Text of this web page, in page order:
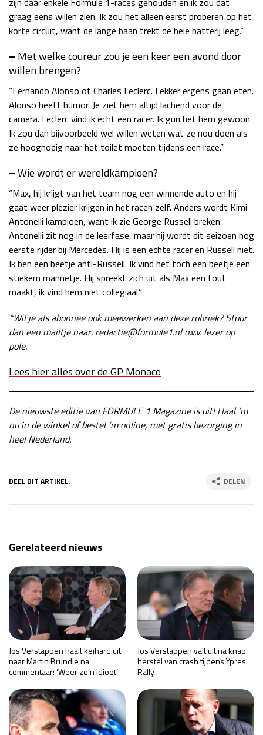
graag eens willen zien. Ik zou het alleen eerst proberen op het
korte circuit, want de lange baan trekt de hele batterij leeg.”
– Met welke coureur zou je een keer een avond door
willen brengen?
“Fernando Alonso of Charles Leclerc. Lekker ergens gaan eten.
Alonso heeft humor. Je ziet hem altijd lachend voor de
camera. Leclerc vind ik echt een racer. Ik gun het hem gewoon.
Ik zou dan bijvoorbeeld wel willen weten wat ze nou doen als
ze hoognodig naar het toilet moeten tijdens een race.”
–Wie wordt er wereldkampioen?
“Max, hij krijgt van het team nog een winnende auto en hij
gaat weer plezier krijgen in het racen zelf. Anders wordt Kimi
Antonelli kampioen, want ik zie George Russell breken.
Antonelli zit nog in de leerfase, maar hij wordt dit seizoen nog
eerste rijder bij Mercedes. Hij is een echte racer en Russell niet.
Ik ben een beetje anti-Russell. Ik vind het toch een beetje een
stiekem mannetje. Hij spreekt zich uit als Max een fout
maakt, ik vind hem niet collegiaal.”
*Wil je als abonnee ook meewerken aan deze rubriek? Stuur
dan een mailtje naar: redactie@formule1.nl o.v.v. lezer op
pole.
Lees hier alles over de GP Monaco
De nieuwste editie van FORMULE 1 Magazineis uit! Haal ‘m
nu in de winkel of bestel ‘m online, met gratis bezorging in
heel Nederland.
DEEL DIT ARTIKEL: DELEN
Gerelateerd nieuws
Jos Verstappen haalt keihard uit
naar Martin Brundle na
commentaar: ‘Weer zo’n idioot’
Jos Verstappen valt uit na knap
herstel van crash tijdens Ypres
Rally